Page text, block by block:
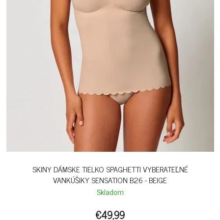
SKINY DÁMSKE TIELKO SPAGHETTI VYBERATEĽNÉ
VANKÚŠIKY SENSATION B26 - BEIGE
Skladom
€49,99